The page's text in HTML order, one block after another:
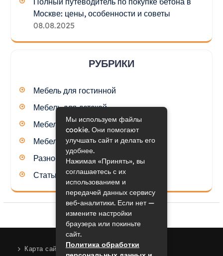
Москве: цены, особенности и советы
08.08.2025
РУБРИКИ
Мебель для гостинной
Мебель для детской
Мебель для кухни
Мебель для спальни
Разное
Статьи
Карта сайта
Мы используем файлы
cookie. Они помогают
улучшать сайт и делать его
удобнее.
Нажимая «Принять», вы
соглашаетесь с их
использованием и
передачей данных сервису
веб-аналитики. Если нет —
измените настройки
браузера или покиньте
сайт.
Политика обработки